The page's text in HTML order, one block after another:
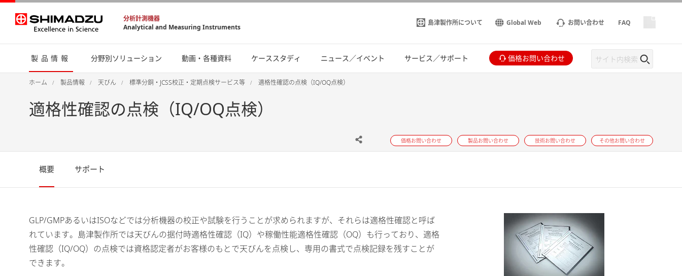
分析計測機器
Analytical and Measuring Instruments
島津製作所について Global Web お問い合わせ FAQ
製品情報 分野別ソリューション 動画・各種資料 ケーススタディ ニュース／イベント サービス／サポート 価格お問い合わせ
ホーム 製品情報 天びん 標準分銅・JCSS校正・定期点検サービス等 適格性確認の点検（IQ/OQ点検）
適格性確認の点検（IQ/OQ点検）
価格お問い合わせ 製品お問い合わせ 技術お問い合わせ その他お問い合わせ
概要 サポート
GLP/GMPあるいはISOなどでは分析機器の校正や試験を行うことが求められますが、それらは適格性確認と呼ば
れています。島津製作所では天びんの据付時適格性確認（IQ）や稼働性能適格性確認（OQ）も行っており、適格
性確認（IQ/OQ）の点検では資格認定者がお客様のもとで天びんを点検し、専用の書式で点検記録を残すことが
できます。